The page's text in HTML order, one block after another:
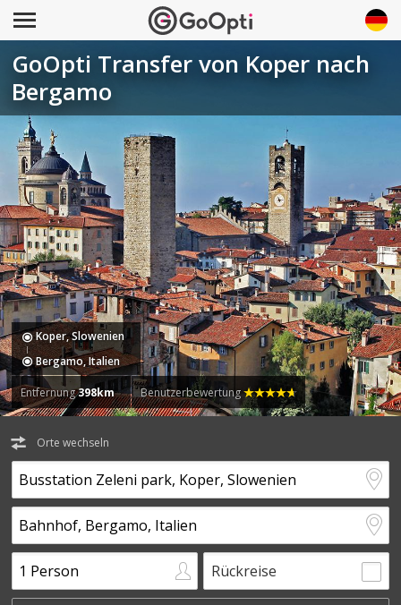
GoOpti Transfer von Koper nach
Bergamo
Koper, Slowenien
Bergamo, Italien
Entfernung398km Benutzerbewertung
Orte wechseln
Rückreise